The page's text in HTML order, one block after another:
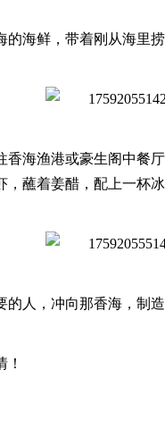
的海鲜，带着刚从海里
香海渔港或豪生阁中餐
蘸着姜醋，配上一杯
的人，冲向那香海，制